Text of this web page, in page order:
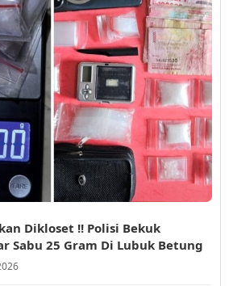
Dikloset !! Polisi Bekuk
Sabu 25 Gram Di Lubuk Betung